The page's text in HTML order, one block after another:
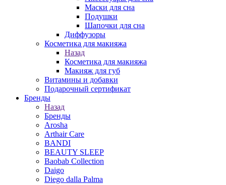
Маски для сна
Подушки
Шапочки для сна
Диффузоры
Косметика для макияжа
Назад
Косметика для макияжа
Макияж для губ
Витамины и добавки
Подарочный сертификат
Бренды
Назад
Бренды
Arosha
Arthair Care
BANDI
BEAUTY SLEEP
Baobab Collection
Daigo
Diego dalla Palma